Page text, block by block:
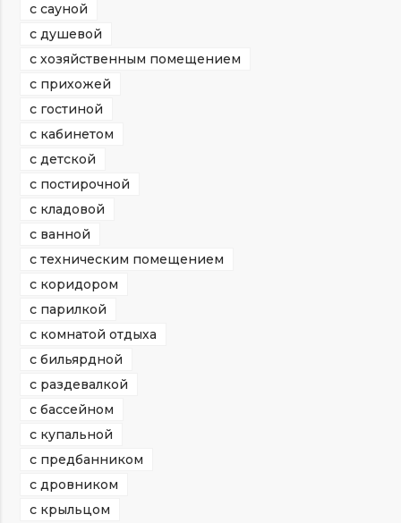
с сауной
с душевой
с хозяйственным помещением
с прихожей
с гостиной
с кабинетом
с детской
с постирочной
с кладовой
с ванной
с техническим помещением
с коридором
с парилкой
с комнатой отдыха
с бильярдной
с раздевалкой
с бассейном
с купальной
с предбанником
с дровником
с крыльцом